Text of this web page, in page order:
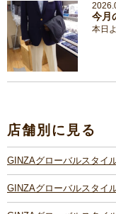
今月
本日
店舗別に見る
GINZAグローバルスタイ
GINZAグローバルスタイ